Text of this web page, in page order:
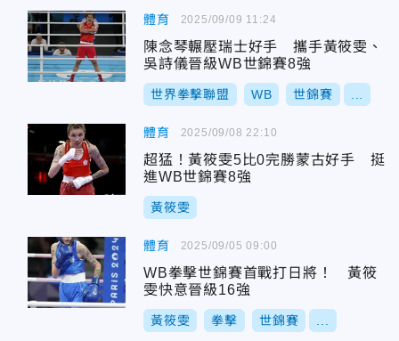
體育
陳念琴輾壓瑞士好手 攜手黃筱雯、
吳詩儀晉級WB世錦賽8強
世界拳擊聯盟 WB 世錦賽
2025/09/09 11:24
體育
超猛！黃筱雯5比0完勝蒙古好手 挺
進WB世錦賽8強
黃筱雯
2025/09/08 22:10
體育
WB拳擊世錦賽首戰打日將！ 黃筱
雯快意晉級16強
黃筱雯 拳擊 世錦賽
2025/09/05 09:00